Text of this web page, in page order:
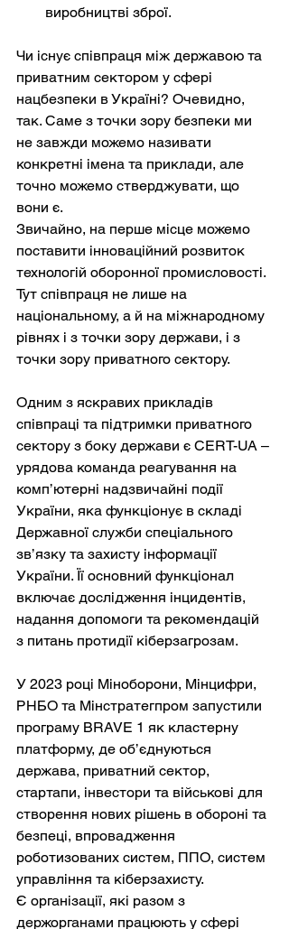
виробництві зброї.
Чи існує співпраця між державою та
приватним сектором у сфері
нацбезпеки в Україні? Очевидно,
так. Саме з точки зору безпеки ми
не завжди можемо називати
конкретні імена та приклади, але
точно можемо стверджувати, що
вони є.
Звичайно, на перше місце можемо
поставити інноваційний розвиток
технологій оборонної промисловості.
Тут співпраця не лише на
національному, а й на міжнародному
рівнях і з точки зору держави, і з
точки зору приватного сектору.
Одним з яскравих прикладів
співпраці та підтримки приватного
сектору з боку держави є CERT-UA –
урядова команда реагування на
комп’ютерні надзвичайні події
України, яка функціонує в складі
Державної служби спеціального
зв’язку та захисту інформації
України. Її основний функціонал
включає дослідження інцидентів,
надання допомоги та рекомендацій
з питань протидії кіберзагрозам.
У 2023 році Міноборони, Мінцифри,
РНБО та Мінстратегпром запустили
програму BRAVE 1 як кластерну
платформу, де об’єднуються
держава, приватний сектор,
стартапи, інвестори та військові для
створення нових рішень в обороні та
безпеці, впровадження
роботизованих систем, ППО, систем
управління та кіберзахисту.
Є організації, які разом з
держорганами працюють у сфері